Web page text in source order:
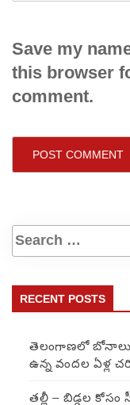
Save my
this browser
comment.
RECENT POSTS
తెలంగాణలో బోనాలు
ఉన్న వందల ఏళ్ల
తల్లీ – బిడ్డల కోసం